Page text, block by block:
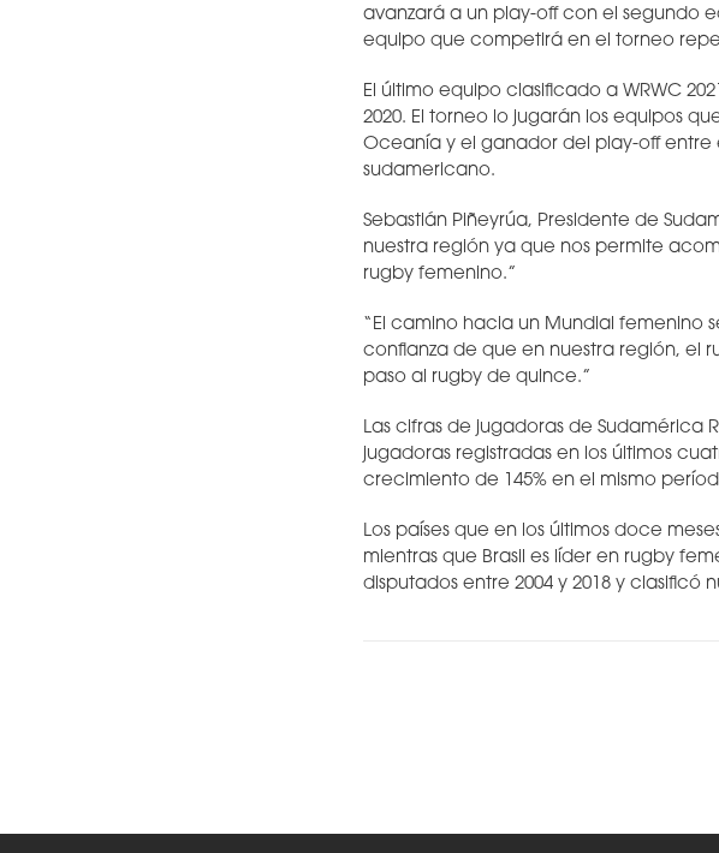
avanzará a un play-off con el segundo
equipo que competirá en el torneo
El último equipo clasificado a WRWC
2020. El torneo lo jugarán los equipos
Oceanía y el ganador del play-off
sudamericano.
Sebastián Piñeyrúa, Presidente de
nuestra región ya que nos permite
rugby femenino.”
“El camino hacia un Mundial femenino
confianza de que en nuestra región, el
paso al rugby de quince.”
Las cifras de jugadoras de Sudamérica
jugadoras registradas en los últimos
crecimiento de 145% en el mismo
Los países que en los últimos doce
mientras que Brasil es líder en rugby
disputados entre 2004 y 2018 y